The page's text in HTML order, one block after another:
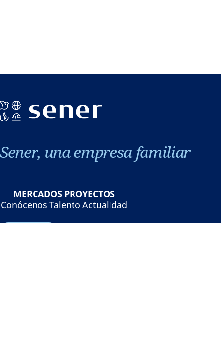
Sener, una empresa familiar
MERCADOS PROYECTOS
Conócenos Talento Actualidad